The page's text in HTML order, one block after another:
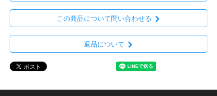
この商品について問い合わせる
返品について